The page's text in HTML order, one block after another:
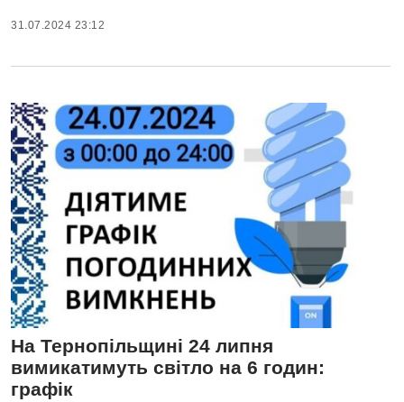
31.07.2024 23:12
На Тернопільщині 24 липня
вимикатимуть світло на 6 годин:
графік